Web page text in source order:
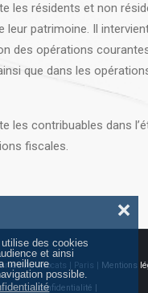
des cookies
et ainsi
meilleure
possible.
❌
les résidents et non
leur patrimoine. Il
des opérations
que dans les
les contribuables dans
fiscales.
AJ Avocats | Paris | Mentions
confidentialité |